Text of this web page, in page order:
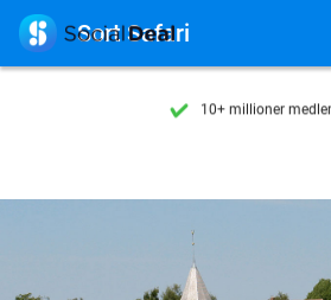
Tilgængelig 7 dage
10+ millioner
Tilgængelig 7 dage
10+ millioner
 Sort Safari